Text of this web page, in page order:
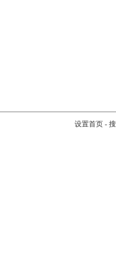
设置首页-